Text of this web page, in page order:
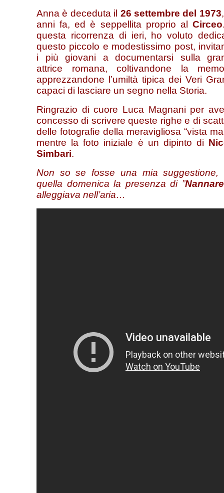
Anna è deceduta il 26 settembre del 1973
anni fa, ed è seppellita proprio al Circeo
questa ricorrenza di ieri, ho voluto
questo piccolo e modestissimo post,
i più giovani a documentarsi sulla
attrice romana, coltivandone la
apprezzandone l’umiltà tipica dei Veri
capaci di lasciare un segno nella Storia.
Ringrazio di cuore Luca Magnani per
concesso di scrivere queste righe e di
delle fotografie della meravigliosa “vista
mentre la foto iniziale è un dipinto di
Simbari.
Non so se fosse una mia suggestione,
quella domenica la presenza di ”
alleggiava nell’aria…